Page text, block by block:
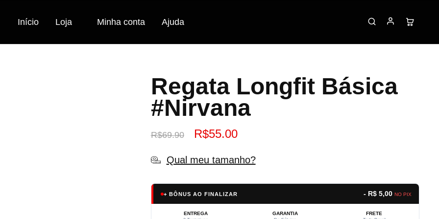
Início Loja Minha conta Ajuda
Regata Longfit Básica
#Nirvana
R$69.90 R$55.00
Qual meu tamanho?
+ BÔNUS AO FINALIZAR - R$ 5,00 NO PIX
ENTREGA GARANTIA FRETE